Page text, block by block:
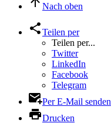
Nach oben
Teilen per
Teilen per...
Twitter
LinkedIn
Facebook
Telegram
Per E-Mail senden
Drucken